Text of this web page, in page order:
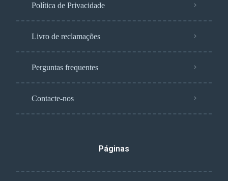
Política de Privacidade
Livro de reclamações
Perguntas frequentes
Contacte-nos
Páginas